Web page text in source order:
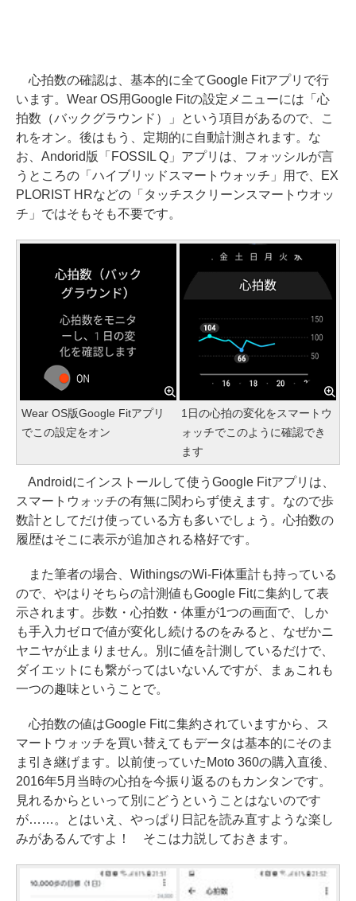
心拍数の確認は、基本的に全てGoogle Fitアプリで行
います。Wear OS用Google Fitの設定メニューには「心
拍数（バックグラウンド）」という項目があるので、こ
れをオン。後はもう、定期的に自動計測されます。な
お、Andorid版「FOSSIL Q」アプリは、フォッシルが言
うところの「ハイブリッドスマートウォッチ」用で、EX
PLORIST HRなどの「タッチスクリーンスマートウオッ
チ」ではそもそも不要です。
Wear OS版Google Fitアプリ
でこの設定をオン
1日の心拍の変化をスマートウ
ォッチでこのように確認でき
ます
Androidにインストールして使うGoogle Fitアプリは、
スマートウォッチの有無に関わらず使えます。なので歩
数計としてだけ使っている方も多いでしょう。心拍数の
履歴はそこに表示が追加される格好です。
また筆者の場合、WithingsのWi-Fi体重計も持っている
ので、やはりそちらの計測値もGoogle Fitに集約して表
示されます。歩数・心拍数・体重が1つの画面で、しか
も手入力ゼロで値が変化し続けるのをみると、なぜかニ
ヤニヤが止まりません。別に値を計測しているだけで、
ダイエットにも繋がってはいないんですが、まぁこれも
一つの趣味ということで。
心拍数の値はGoogle Fitに集約されていますから、ス
マートウォッチを買い替えてもデータは基本的にそのま
ま引き継げます。以前使っていたMoto 360の購入直後、
2016年5月当時の心拍を今振り返るのもカンタンです。
見れるからといって別にどうということはないのです
が……。とはいえ、やっぱり日記を読み直すような楽し
みがあるんですよ！ そこは力説しておきます。